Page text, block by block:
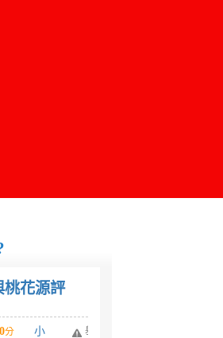
桃花源評
分
小
舉